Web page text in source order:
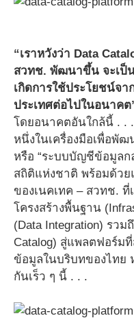
“เราหวังว่า Data
สวทช. พัฒนาขึ้น จะเป็
เกิดการใช้ประโยชน์จ
ประเทศต่อไปในอนาค
โดยอนาคตอันใกล้นี้ . . .
หนึ่งในเครื่องมือเพื่อพัฒ
หรือ “ระบบบัญชีข้อมูลก
สถิติแห่งชาติ พร้อมด้ว
ของเนคเทค – สวทช.
โครงสร้างพื้นฐาน
(Data Integration) รว
Catalog) สู่แพลตฟอร์ม
ข้อมูลในบริบทของไทย
กันเร็ว ๆ นี้ . . .